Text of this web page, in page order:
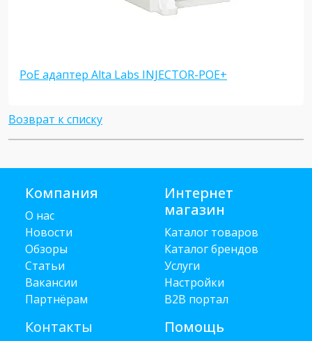
PoE адаптер Alta Labs INJECTOR-POE+
Возврат к списку
Компания
О нас
Новости
Обзоры
Статьи
Вакансии
Партнёрам
Контакты
Интернет
магазин
Каталог товаров
Каталог брендов
Услуги
Настройки
B2B портал
Помощь